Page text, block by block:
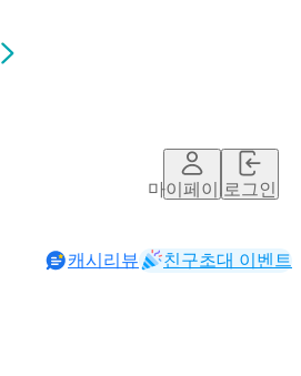
마이페이지로그인
캐시리뷰 친구초대 이벤트